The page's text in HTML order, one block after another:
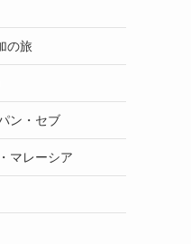
の旅
ン・セブ
マレーシア